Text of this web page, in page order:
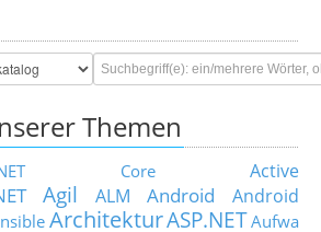
Themen
Core
Active
Agil ALM Android
Android
ArchitekturASP.NETAufwa